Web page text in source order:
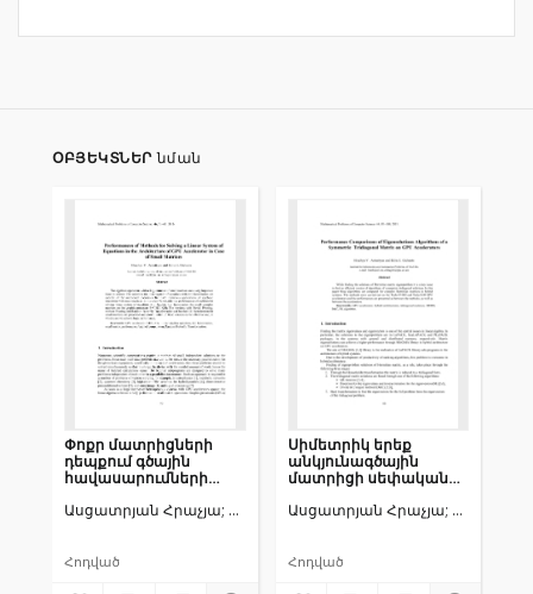
ՕԲՅԵԿՏՆԵՐ նման
Փոքր մատրիցների
դեպքում գծային
հավասարումների
մեթոդների
արագագործչիճարտարապետությունում
Ասցատրյան Հրաչյա Գիչունց Էդիտա
Հոդված
Սիմետրիկ երեք
անկյունագծային
մատրիցի սեփական
ալգորիթմների
արագագործիչների
Ասցատրյան Հրաչյա Գիչունց
Հոդված